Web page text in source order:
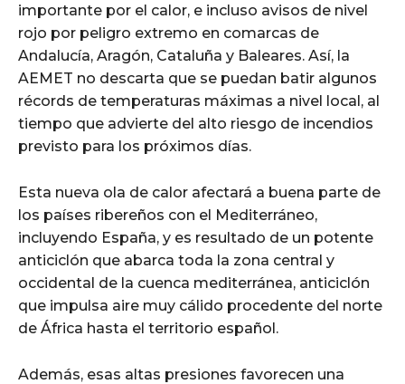
importante por el calor, e incluso avisos de nivel
rojo por peligro extremo en comarcas de
Andalucía, Aragón, Cataluña y Baleares. Así, la
AEMET no descarta que se puedan batir algunos
récords de temperaturas máximas a nivel local, al
tiempo que advierte del alto riesgo de incendios
previsto para los próximos días.
Esta nueva ola de calor afectará a buena parte de
los países ribereños con el Mediterráneo,
incluyendo España, y es resultado de un potente
anticiclón que abarca toda la zona central y
occidental de la cuenca mediterránea, anticiclón
que impulsa aire muy cálido procedente del norte
de África hasta el territorio español.
Además, esas altas presiones favorecen una